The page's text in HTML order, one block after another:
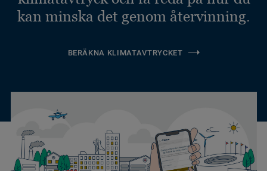
kan minska det genom återvinning.
BERÄKNA KLIMATAVTRYCKET